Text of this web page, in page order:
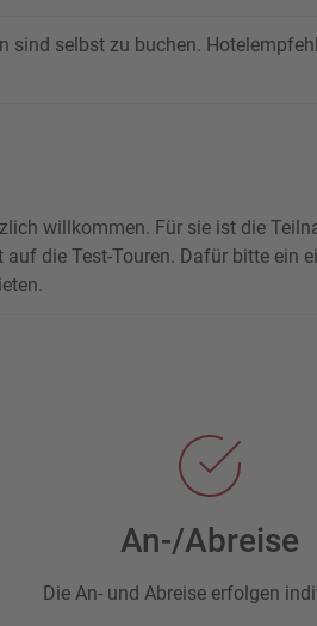
sind selbst zu buchen.
willkommen. Für sie ist die
auf die Test-Touren. Dafür bitte ein
An-/Abreise
Die An- und Abreise erfolgen